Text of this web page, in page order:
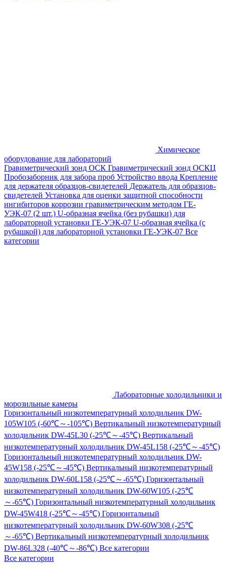
Химическое
оборудование для лабораторий
Гравиметрический зонд ОСК Гравиметрический зонд ОСКЦ
Пробозаборник для забора проб Устройство ввода Крепление
для держателя образцов-свидетелей Держатель для образцов-
свидетелей Установка для оценки защитной способности
ингибиторов коррозии гравиметрическим методом ГЕ-
УЭК-07 (2 шт.) U-образная ячейка (без рубашки) для
лабораторной установки ГЕ-УЭК-07 U-образная ячейка (с
рубашкой) для лабораторной установки ГЕ-УЭК-07 Все
категории
Лабораторные холодильники и
морозильные камеры
Горизонтальный низкотемпературный холодильник DW-
105W105 (-60℃～-105℃) Вертикальный низкотемпературный
холодильник DW-45L30 (-25℃～-45℃) Вертикальный
низкотемпературный холодильник DW-45L158 (-25℃～-45℃)
Горизонтальный низкотемпературный холодильник DW-
45W158 (-25℃～-45℃) Вертикальный низкотемпературный
холодильник DW-60L158 (-25℃～-65℃) Горизонтальный
низкотемпературный холодильник DW-60W105 (-25℃
～-65℃) Горизонтальный низкотемпературный холодильник
DW-45W418 (-25℃～-45℃) Горизонтальный
низкотемпературный холодильник DW-60W308 (-25℃
～-65℃) Вертикальный низкотемпературный холодильник
DW-86L328 (-40℃～-86℃) Все категории
Все категории